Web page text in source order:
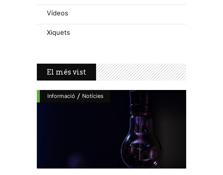
Vídeos
Xiquets
El més vist
Informació / Notícies